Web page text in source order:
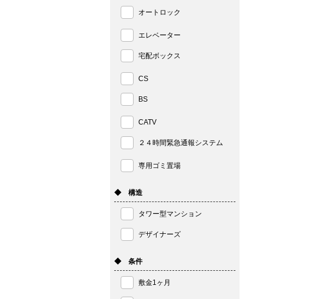
オートロック
エレベーター
宅配ボックス
CS
BS
CATV
２４時間緊急通報システム
専用ゴミ置場
◆ 構造
タワー型マンション
デザイナーズ
◆ 条件
敷金1ヶ月